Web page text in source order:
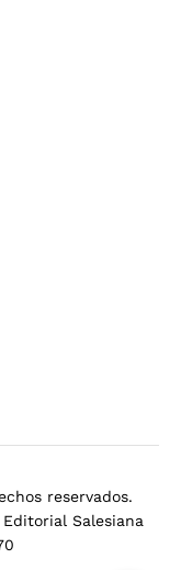
reservados.
Salesiana